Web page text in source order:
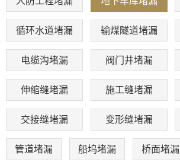
循环水道堵漏 输煤隧道堵漏
电缆沟堵漏 阀门井堵漏
伸缩缝堵漏 施工缝堵漏
交接缝堵漏 变形缝堵漏
管道堵漏 船坞堵漏 桥面堵漏